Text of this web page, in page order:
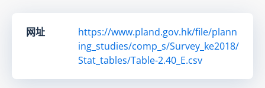
网址
https://www.pland.gov.hk/file/plann
ing_studies/comp_s/Survey_ke2018/
Stat_tables/Table-2.40_E.csv